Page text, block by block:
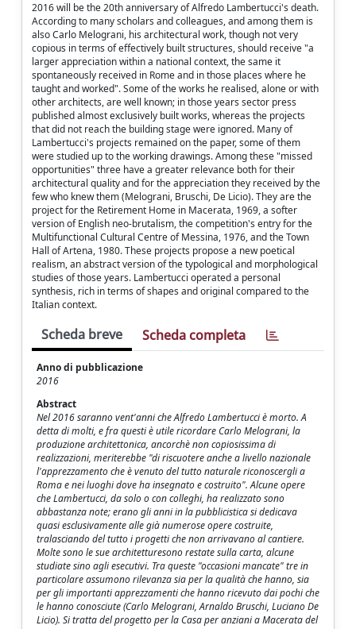
2016 will be the 20th anniversary of Alfredo Lambertucci's death.
According to many scholars and colleagues, and among them is
also Carlo Melograni, his architectural work, though not very
copious in terms of effectively built structures, should receive "a
larger appreciation within a national context, the same it
spontaneously received in Rome and in those places where he
taught and worked". Some of the works he realised, alone or with
other architects, are well known; in those years sector press
published almost exclusively built works, whereas the projects
that did not reach the building stage were ignored. Many of
Lambertucci's projects remained on the paper, some of them
were studied up to the working drawings. Among these "missed
opportunities" three have a greater relevance both for their
architectural quality and for the appreciation they received by the
few who knew them (Melograni, Bruschi, De Licio). They are the
project for the Retirement Home in Macerata, 1969, a softer
version of English neo-brutalism, the competition's entry for the
Multifunctional Cultural Centre of Messina, 1976, and the Town
Hall of Artena, 1980. These projects propose a new poetical
realism, an abstract version of the typological and morphological
studies of those years. Lambertucci operated a personal
synthesis, rich in terms of shapes and original compared to the
Italian context.
Scheda breve Scheda completa
Anno di pubblicazione
2016
Abstract
Nel 2016 saranno vent'anni che Alfredo Lambertucci è morto. A
detta di molti, e fra questi è utile ricordare Carlo Melograni, la
produzione architettonica, ancorchè non copiosissima di
realizzazioni, meriterebbe "di riscuotere anche a livello nazionale
l'apprezzamento che è venuto del tutto naturale riconoscergli a
Roma e nei luoghi dove ha insegnato e costruito". Alcune opere
che Lambertucci, da solo o con colleghi, ha realizzato sono
abbastanza note; erano gli anni in la pubblicistica si dedicava
quasi esclusivamente alle già numerose opere costruite,
tralasciando del tutto i progetti che non arrivavano al cantiere.
Molte sono le sue architetturesono restate sulla carta, alcune
studiate sino agli esecutivi. Tra queste "occasioni mancate" tre in
particolare assumono rilevanza sia per la qualità che hanno, sia
per gli importanti apprezzamenti che hanno ricevuto dai pochi che
le hanno conosciute (Carlo Melograni, Arnaldo Bruschi, Luciano De
Licio). Si tratta del progetto per la Casa per anziani a Macerata del